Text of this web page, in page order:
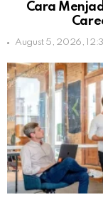
Cara
August 5, 2026,